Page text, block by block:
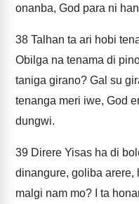
onanba, God para ni
38 Talhan ta ari hobi
Obilga na tenama di
taniga girano? Gal su
tenanga meri iwe, God
dungwi.
39 Direre Yisas ha di
dinangure, goliba arere,
malgi nam mo? I ta